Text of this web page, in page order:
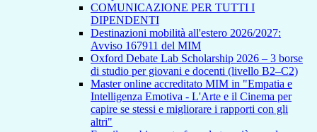
COMUNICAZIONE PER TUTTI I
DIPENDENTI
Destinazioni mobilità all'estero 2026/2027:
Avviso 167911 del MIM
Oxford Debate Lab Scholarship 2026 – 3 borse
di studio per giovani e docenti (livello B2–C2)
Master online accreditato MIM in "Empatia e
Intelligenza Emotiva - L'Arte e il Cinema per
capire se stessi e migliorare i rapporti con gli
altri"